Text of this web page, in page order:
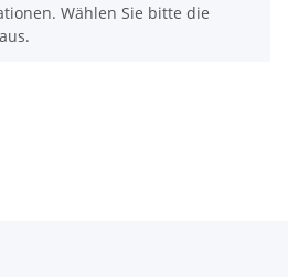
Wählen Sie bitte die